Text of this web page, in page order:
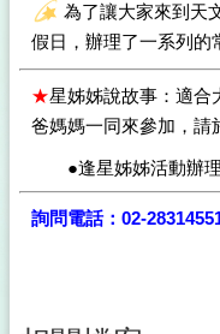
為了讓大家來到天
假日，辦理了一系列的
★星姊姊說故事：適合
爸媽媽一同來參加，請
●逢星姊姊活動辦
詢問電話：02-